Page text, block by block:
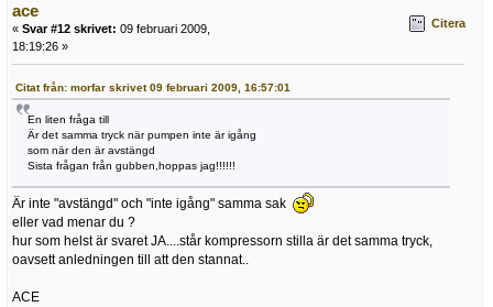
ace
« Svar #12 skrivet: 09 februari 2009,
18:19:26 »
Citera
Citat från: morfar skrivet 09 februari 2009, 16:57:01
En liten fråga till
Är det samma tryck när pumpen inte är igång
som när den är avstängd
Sista frågan från gubben,hoppas jag!!!!!!
Är inte "avstängd" och "inte igång" samma sak
eller vad menar du ?
hur som helst är svaret JA....står kompressorn stilla är det samma tryck,
oavsett anledningen till att den stannat..
ACE